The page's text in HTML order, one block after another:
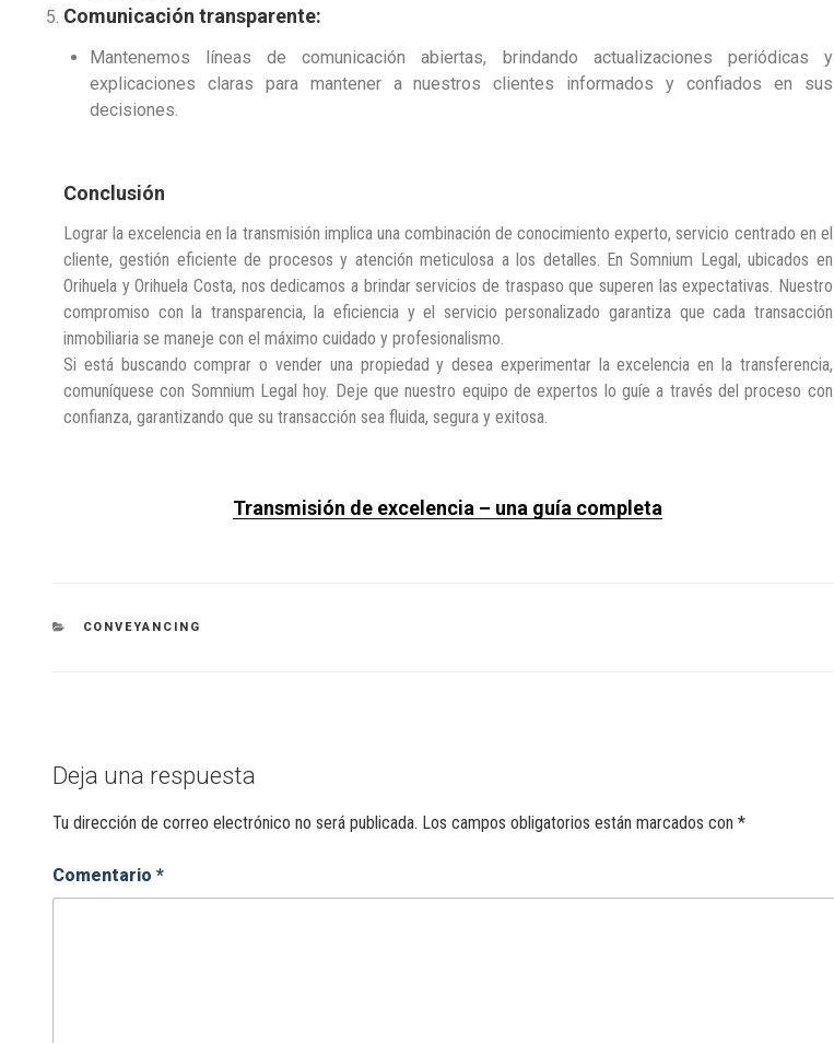
Comunicación transparente:
Mantenemos líneas de comunicación abiertas, brindando actualizaciones periódicas y
explicaciones claras para mantener a nuestros clientes informados y confiados en sus
decisiones.
Conclusión
Lograr la excelencia en la transmisión implica una combinación de conocimiento experto, servicio centrado en el
cliente, gestión eficiente de procesos y atención meticulosa a los detalles. En Somnium Legal, ubicados en
Orihuela y Orihuela Costa, nos dedicamos a brindar servicios de traspaso que superen las expectativas. Nuestro
compromiso con la transparencia, la eficiencia y el servicio personalizado garantiza que cada transacción
inmobiliaria se maneje con el máximo cuidado y profesionalismo.
Si está buscando comprar o vender una propiedad y desea experimentar la excelencia en la transferencia,
comuníquese con Somnium Legal hoy. Deje que nuestro equipo de expertos lo guíe a través del proceso con
confianza, garantizando que su transacción sea fluida, segura y exitosa.
Transmisión de excelencia – una guía completa
CONVEYANCING
Deja una respuesta
Tu dirección de correo electrónico no será publicada. Los campos obligatorios están marcados con *
Comentario *